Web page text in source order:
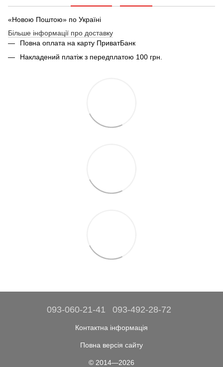
«Новою Поштою» по Україні
Більше інформації про доставку
Повна оплата на карту ПриватБанк
Накладений платіж з передплатою 100 грн.
093-060-21-41 093-492-28-72
Контактна інформація
Повна версія сайту
© 2014—2026